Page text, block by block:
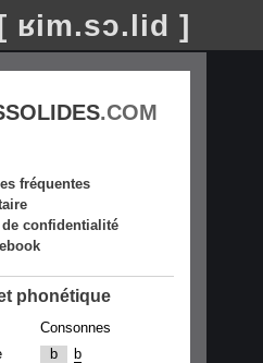
ʁim.sɔ.lid ]
.COM
fréquentes
confidentialité
phonétique
Consonnes
b
b